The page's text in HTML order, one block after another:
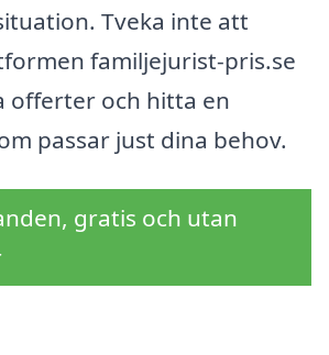
Tveka inte att
familjejurist-pris.se
offerter och hitta en
passar just dina behov.
gratis och utan